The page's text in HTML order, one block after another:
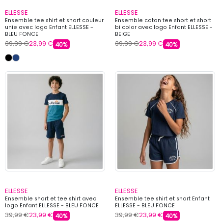
ELLESSE
Ensemble tee shirt et short couleur
unie avec logo Enfant ELLESSE -
BLEU FONCE
39,99 €23,99 € 40%
ELLESSE
Ensemble coton tee short et short
bi color avec logo Enfant ELLESSE -
BEIGE
39,99 €23,99 € 40%
ELLESSE
Ensemble short et tee shirt avec
logo Enfant ELLESSE - BLEU FONCE
39,99 €23,99 € 40%
ELLESSE
Ensemble tee shirt et short Enfant
ELLESSE - BLEU FONCE
39,99 €23,99 € 40%